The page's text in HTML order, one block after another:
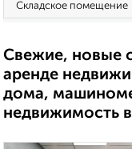
Складское помещение
Свежие, новые
аренде
дома,
недвижимость